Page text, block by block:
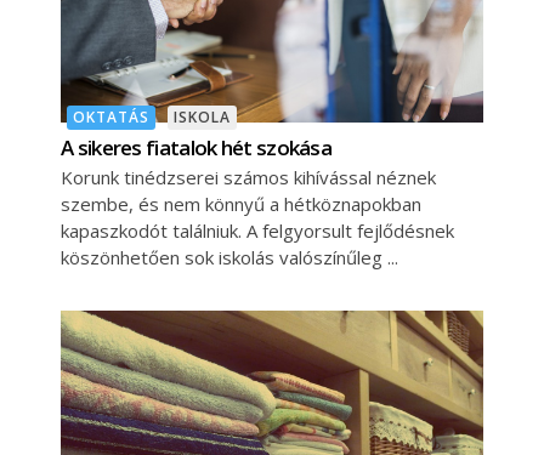
OKTATÁS ISKOLA
A sikeres fiatalok hét szokása
Korunk tinédzserei számos kihívással néznek
szembe, és nem könnyű a hétköznapokban
kapaszkodót találniuk. A felgyorsult fejlődésnek
köszönhetően sok iskolás valószínűleg